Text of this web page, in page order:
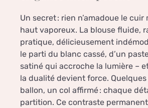
Un secret : rien n’amadoue le cuir
haut vaporeux. La blouse fluide,
pratique, délicieusement
le parti du blanc cassé, d’un
satiné qui accroche la lumière –
la dualité devient force.
ballon, un col affirmé : chaque
partition. Ce contraste